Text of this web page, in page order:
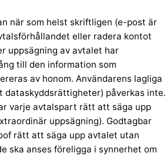
när som helst skriftligen (e-post är
eller radera kontot
uppsägning av avtalet har
till den information som
av honom. Användarens lagliga
dataskyddsrättigheter) påverkas inte.
varje avtalspart rätt att säga upp
uppsägning). Godtagbar
rätt att säga upp avtalet utan
ska anses föreligga i synnerhet om